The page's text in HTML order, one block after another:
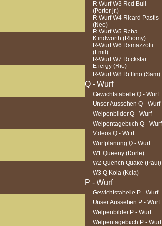
R-Wurf W3 Red Bull
(Porter jr.)
R-Wurf W4 Ricard Pastis
(Neo)
R-Wurf W5 Raba
Klindworth (Rhomy)
R-Wurf W6 Ramazzotti
(Emil)
R-Wurf W7 Rockstar
Energy (Rio)
R-Wurf W8 Ruffino (Sam)
Gewichtstabelle Q - Wurf
Unser Aussehen Q - Wurf
Welpenbilder Q - Wurf
Welpentagebuch Q - Wurf
Videos Q - Wurf
Wurfplanung Q - Wurf
W1 Queeny (Dorle)
W2 Quench Quake (Paul)
W3 Q Kola (Kola)
Gewichtstabelle P - Wurf
Unser Aussehen P - Wurf
Welpenbilder P - Wurf
Welpentagebuch P - Wurf